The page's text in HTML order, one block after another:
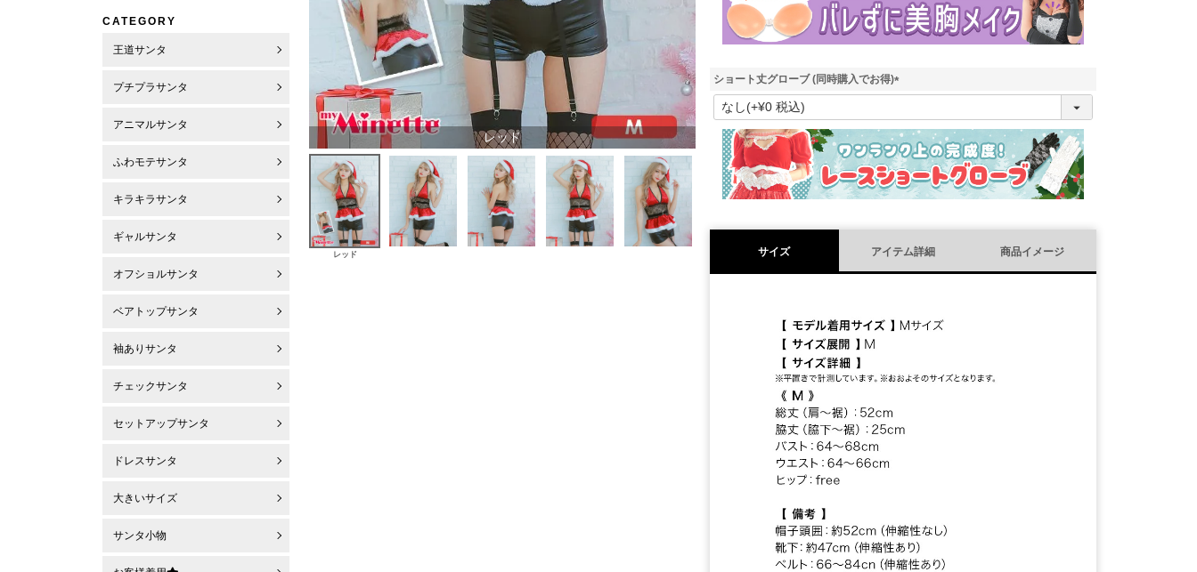
CATEGORY
王道サンタ
プチプラサンタ
アニマルサンタ
ふわモテサンタ
キラキラサンタ
ギャルサンタ
オフショルサンタ
ベアトップサンタ
袖ありサンタ
チェックサンタ
セットアップサンタ
ドレスサンタ
大きいサイズ
サンタ小物
レッド
レッド
ショート丈グローブ (同時購入でお得)
(
須
)
サイズ アイテム詳細 商品イメージ